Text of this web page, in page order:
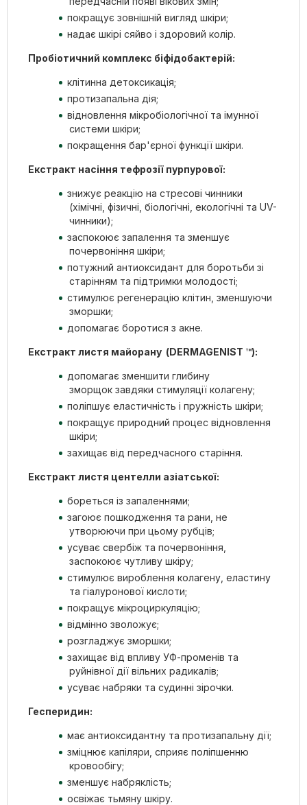
покращує зовнішній вигляд шкіри;
надає шкірі сяйво і здоровий колір.
Пробіотичний комплекс біфідобактерій:
клітинна детоксикація;
протизапальна дія;
відновлення мікробіологічної та імунної
системи шкіри;
покращення бар'єрної функції шкіри.
Екстракт насіння тефрозії пурпурової:
знижує реакцію на стресові чинники
(хімічні, фізичні, біологічні, екологічні та UV-
чинники);
заспокоює запалення та зменшує
почервоніння шкіри;
потужний антиоксидант для боротьби зі
старінням та підтримки молодості;
стимулює регенерацію клітин, зменшуючи
зморшки;
допомагає боротися з акне.
Екстракт листя майорану (DERMAGENIST ™):
допомагає зменшити глибину
зморщок завдяки стимуляції колагену;
поліпшує еластичність і пружність шкіри;
покращує природний процес відновлення
шкіри;
захищає від передчасного старіння.
Екстракт листя центелли азіатської:
бореться із запаленнями;
загоює пошкодження та рани, не
утворюючи при цьому рубців;
усуває свербіж та почервоніння,
заспокоює чутливу шкіру;
стимулює вироблення колагену, еластину
та гіалуронової кислоти;
покращує мікроциркуляцію;
відмінно зволожує;
розгладжує зморшки;
захищає від впливу УФ-променів та
руйнівної дії вільних радикалів;
усуває набряки та судинні зірочки.
Гесперидин:
має антиоксидантну та протизапальну дії;
зміцнює капіляри, сприяє поліпшенню
кровообігу;
зменшує набряклість;
освіжає тьмяну шкіру.